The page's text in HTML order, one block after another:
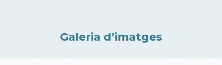
Galeria d’imatges